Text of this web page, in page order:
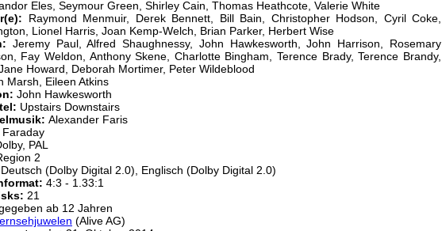
Eles, Seymour Green, Shirley Cain, Thomas Heathcote, Valerie White
Raymond Menmuir, Derek Bennett, Bill Bain, Christopher Hodson, Cyril Coke,
Lionel Harris, Joan Kemp-Welch, Brian Parker, Herbert Wise
Jeremy Paul, Alfred Shaughnessy, John Hawkesworth, John Harrison, Rosemary
Fay Weldon, Anthony Skene, Charlotte Bingham, Terence Brady, Terence Brandy,
Howard, Deborah Mortimer, Peter Wildeblood
Marsh, Eileen Atkins
John Hawkesworth
Upstairs Downstairs
Alexander Faris
Faraday
PAL
2
Deutsch (Dolby Digital 2.0), Englisch (Dolby Digital 2.0)
4:3 - 1.33:1
21
ab 12 Jahren
(Alive AG)